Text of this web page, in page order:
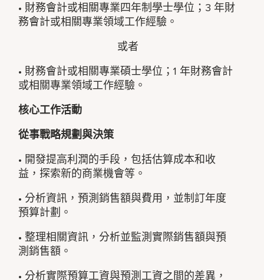
• 財務會計或相關專業四年制學士學位；3 年財
務會計或相關專業領域工作經驗。
或者
• 財務會計或相關專業碩士學位；1 年財務會計
或相關專業領域工作經驗。
核心工作活動
從事戰略規劃與決策
• 開發提高利潤的手段，包括估算成本和收
益，探索新的商業機會等。
• 分析資訊，預測銷售額與費用，並制訂年度
預算計劃。
• 整理相關資訊，分析並監測實際銷售額與預
測銷售額。
• 分析實際預算工資與預測工資之間的差異，